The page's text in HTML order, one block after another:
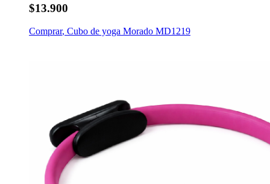
$13.900
Comprar, Cubo de yoga Morado MD1219